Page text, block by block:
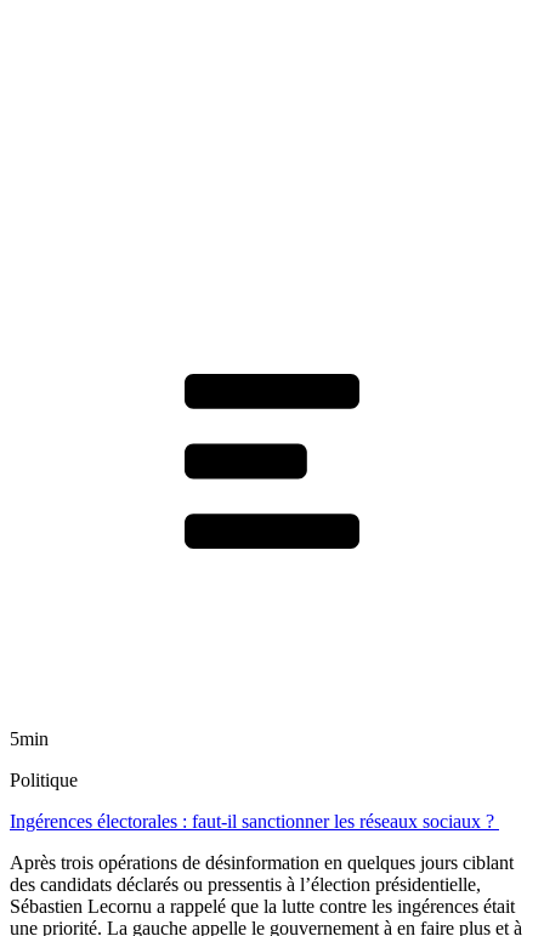
5min
Politique
Ingérences électorales : faut-il sanctionner les réseaux sociaux ?
Après trois opérations de désinformation en quelques jours ciblant
des candidats déclarés ou pressentis à l’élection présidentielle,
Sébastien Lecornu a rappelé que la lutte contre les ingérences était
une priorité. La gauche appelle le gouvernement à en faire plus et à